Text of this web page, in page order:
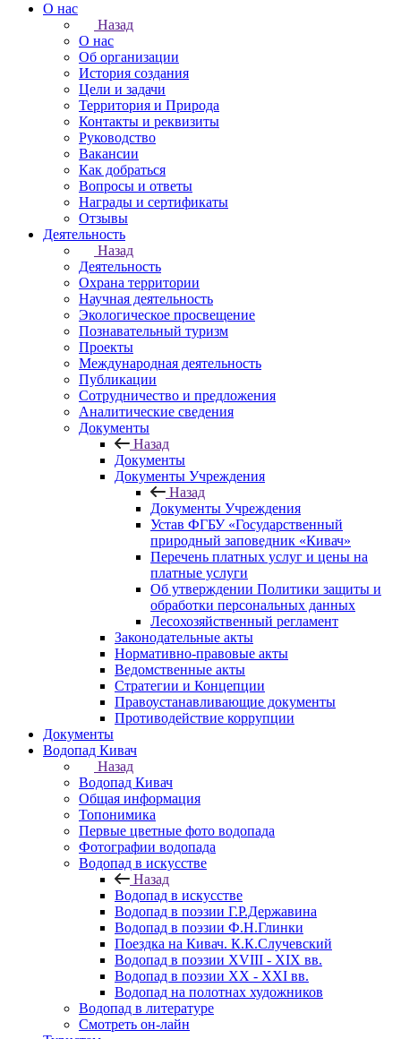
О нас
Назад
О нас
Об организации
История создания
Цели и задачи
Территория и Природа
Контакты и реквизиты
Руководство
Вакансии
Как добраться
Вопросы и ответы
Награды и сертификаты
Отзывы
Деятельность
Назад
Деятельность
Охрана территории
Научная деятельность
Экологическое просвещение
Познавательный туризм
Проекты
Международная деятельность
Публикации
Сотрудничество и предложения
Аналитические сведения
Документы
Назад
Документы
Документы Учреждения
Назад
Документы Учреждения
Устав ФГБУ «Государственный
природный заповедник «Кивач»
Перечень платных услуг и цены на
платные услуги
Об утверждении Политики защиты и
обработки персональных данных
Лесохозяйственный регламент
Законодательные акты
Нормативно-правовые акты
Ведомственные акты
Стратегии и Концепции
Правоустанавливающие документы
Противодействие коррупции
Документы
Водопад Кивач
Назад
Водопад Кивач
Общая информация
Топонимика
Первые цветные фото водопада
Фотографии водопада
Водопад в искусстве
Назад
Водопад в искусстве
Водопад в поэзии Г.Р.Державина
Водопад в поэзии Ф.Н.Глинки
Поездка на Кивач. К.К.Случевский
Водопад в поэзии XVIII - XIX вв.
Водопад в поэзии XX - XXI вв.
Водопад на полотнах художников
Водопад в литературе
Смотреть он-лайн